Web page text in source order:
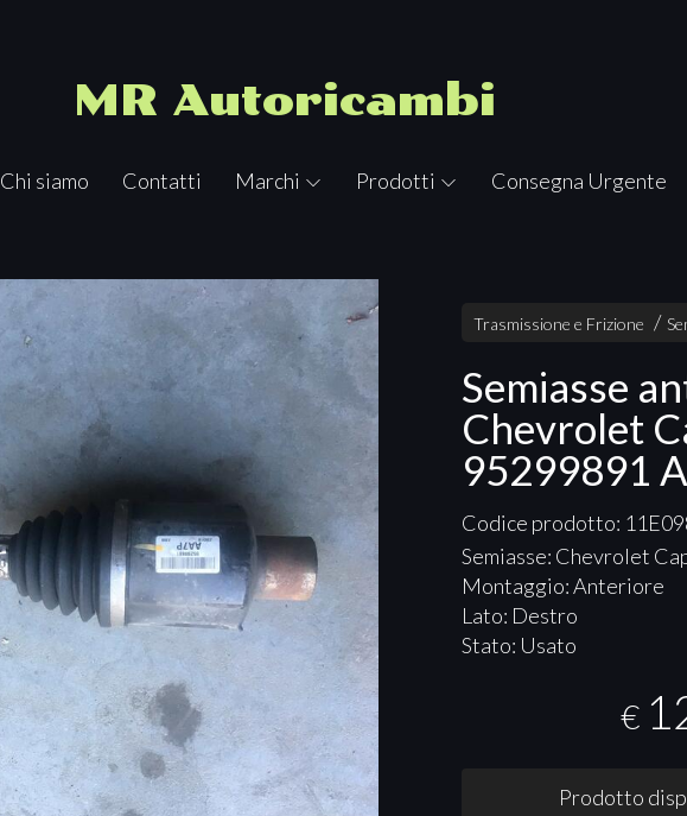
MR Autoricambi
Chi siamo Contatti Marchi Prodotti Consegna Urgente
Trasmissione e Frizione
Semiasse
Chevrolet
95299891
Codice prodotto:
Semiasse: Chevrolet
Montaggio: Anteriore
Lato: Destro
Stato: Usato
€
Prodotto